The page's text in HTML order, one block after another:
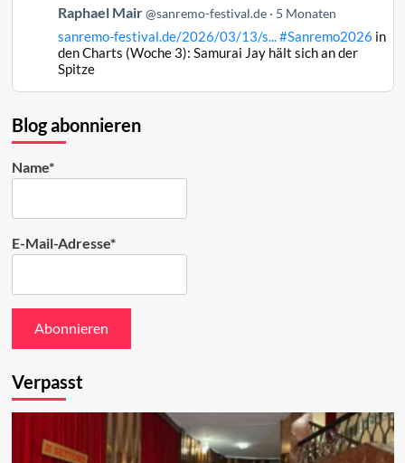
Bluesky
ansehen
Beitrag
Raphael
ansehen
Raphael Mair @sanremo-festival.de 5 Monaten
sanremo-festival.de/2026/03/13/s... #Sanremo2026 in
den Charts (Woche 3): Samurai Jay hält sich an der
Spitze
Blog abonnieren
Name*
E-Mail-Adresse*
Verpasst